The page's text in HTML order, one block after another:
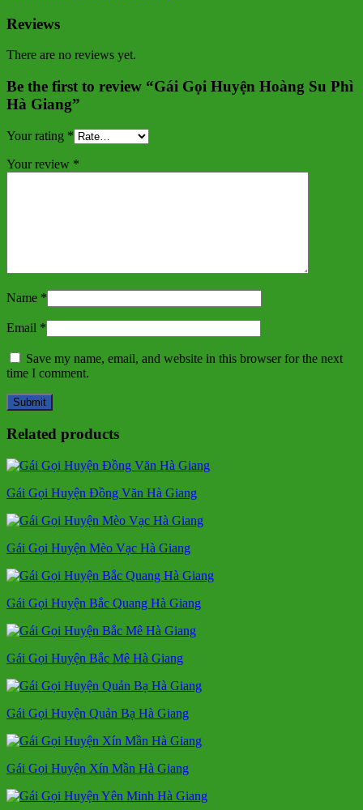
Reviews
There are no reviews yet.
Be the first to review “Gái Gọi Huyện Hoàng Su Phì
Hà Giang”
Your rating *
Your review *
Name *
Email *
Save my name, email, and website in this browser for the next
time I comment.
Related products
Gái Gọi Huyện Đồng Văn Hà Giang
Gái Gọi Huyện Mèo Vạc Hà Giang
Gái Gọi Huyện Bắc Quang Hà Giang
Gái Gọi Huyện Bắc Mê Hà Giang
Gái Gọi Huyện Quản Bạ Hà Giang
Gái Gọi Huyện Xín Mần Hà Giang